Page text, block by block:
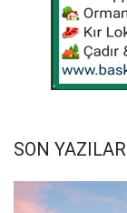
SON YAZILAR